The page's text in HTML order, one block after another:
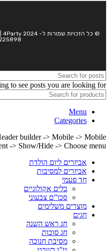
to see posts you are looking for.
Menu
Categories
builder -> Mobile -> Mobile
-> Show/Hide -> Choose menu
אביזרים ליום הולדת
אביזרים למסיבות
חד פעמי
כלים אקולוגיים
סכו”ם צבעוני
מוצרים משלימים
חגים
חג ראש השנה
חג סוכות
מסיבת חנוכה